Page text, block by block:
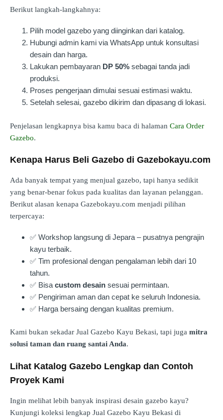
Berikut langkah-langkahnya:
Pilih model gazebo yang diinginkan dari katalog.
Hubungi admin kami via WhatsApp untuk konsultasi
desain dan harga.
Lakukan pembayaran DP 50% sebagai tanda jadi
produksi.
Proses pengerjaan dimulai sesuai estimasi waktu.
Setelah selesai, gazebo dikirim dan dipasang di lokasi.
Penjelasan lengkapnya bisa kamu baca di halaman Cara Order
Gazebo.
Kenapa Harus Beli Gazebo di Gazebokayu.com
Ada banyak tempat yang menjual gazebo, tapi hanya sedikit
yang benar-benar fokus pada kualitas dan layanan pelanggan.
Berikut alasan kenapa Gazebokayu.com menjadi pilihan
terpercaya:
✅ Workshop langsung di Jepara – pusatnya pengrajin
kayu terbaik.
✅ Tim profesional dengan pengalaman lebih dari 10
tahun.
✅ Bisa custom desain sesuai permintaan.
✅ Pengiriman aman dan cepat ke seluruh Indonesia.
✅ Harga bersaing dengan kualitas premium.
Kami bukan sekadar Jual Gazebo Kayu Bekasi, tapi juga mitra
solusi taman dan ruang santai Anda.
Lihat Katalog Gazebo Lengkap dan Contoh
Proyek Kami
Ingin melihat lebih banyak inspirasi desain gazebo kayu?
Kunjungi koleksi lengkap Jual Gazebo Kayu Bekasi di